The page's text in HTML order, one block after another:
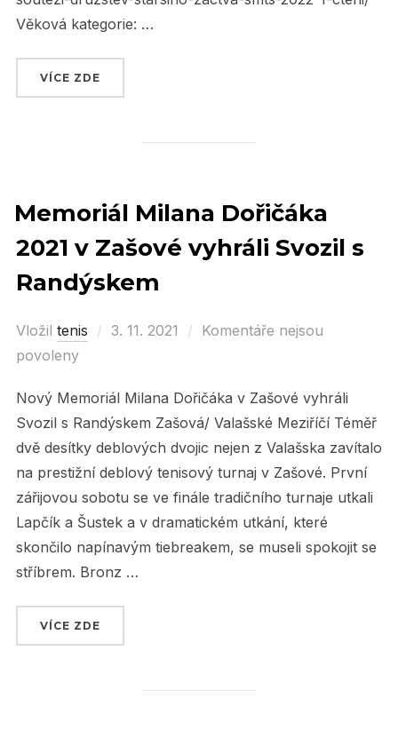
Věková kategorie: …
VÍCE ZDE
Memoriál Milana Dořičáka
2021 v Zašové vyhráli Svozil s
Randýskem
Vložil tenis
Posted
3. 11. 2021
Komentáře nejsou
povoleny
Nový Memoriál Milana Dořičáka v Zašové vyhráli
Svozil s Randýskem Zašová/ Valašské Meziříčí Téměř
dvě desítky deblových dvojic nejen z Valašska zavítalo
na prestižní deblový tenisový turnaj v Zašové. První
zářijovou sobotu se ve finále tradičního turnaje utkali
Lapčík a Šustek a v dramatickém utkání, které
skončilo napínavým tiebreakem, se museli spokojit se
stříbrem. Bronz …
VÍCE ZDE